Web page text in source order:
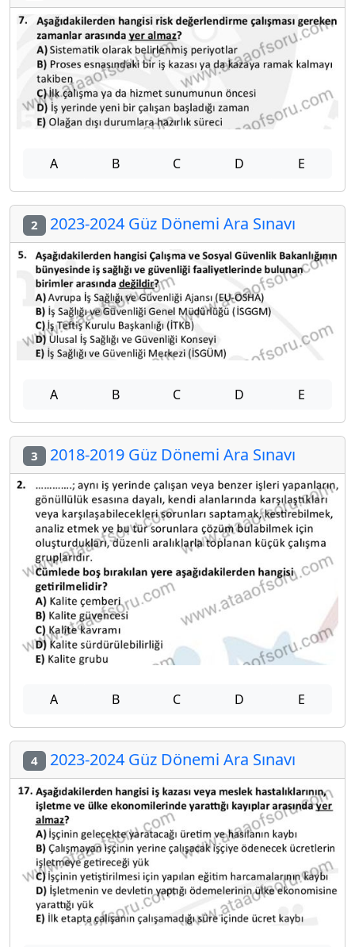
A B C D E
2 2023-2024 Güz Dönemi Ara Sınavı
A B C D E
3 2018-2019 Güz Dönemi Ara Sınavı
A B C D E
4 2023-2024 Güz Dönemi Ara Sınavı